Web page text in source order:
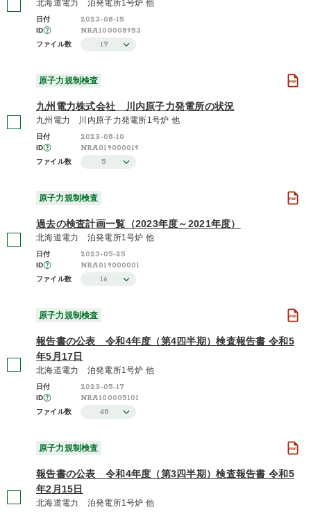
北海道電力 泊発電所1号炉 他
日付 2023-08-15
ID NRA100008953
ファイル数 17
原子力規制検査
九州電力株式会社 川内原子力発電所の状況
九州電力 川内原子力発電所1号炉 他
日付 2023-08-10
ID NRA019000019
ファイル数 5
原子力規制検査
過去の検査計画一覧（2023年度～2021年度）
北海道電力 泊発電所1号炉 他
日付 2023-05-25
ID NRA019000001
ファイル数 16
原子力規制検査
報告書の公表 令和4年度（第4四半期）検査報告書 令和5
年5月17日
北海道電力 泊発電所1号炉 他
日付 2023-05-17
ID NRA100005101
ファイル数 48
原子力規制検査
報告書の公表 令和4年度（第3四半期）検査報告書 令和5
年2月15日
北海道電力 泊発電所1号炉 他